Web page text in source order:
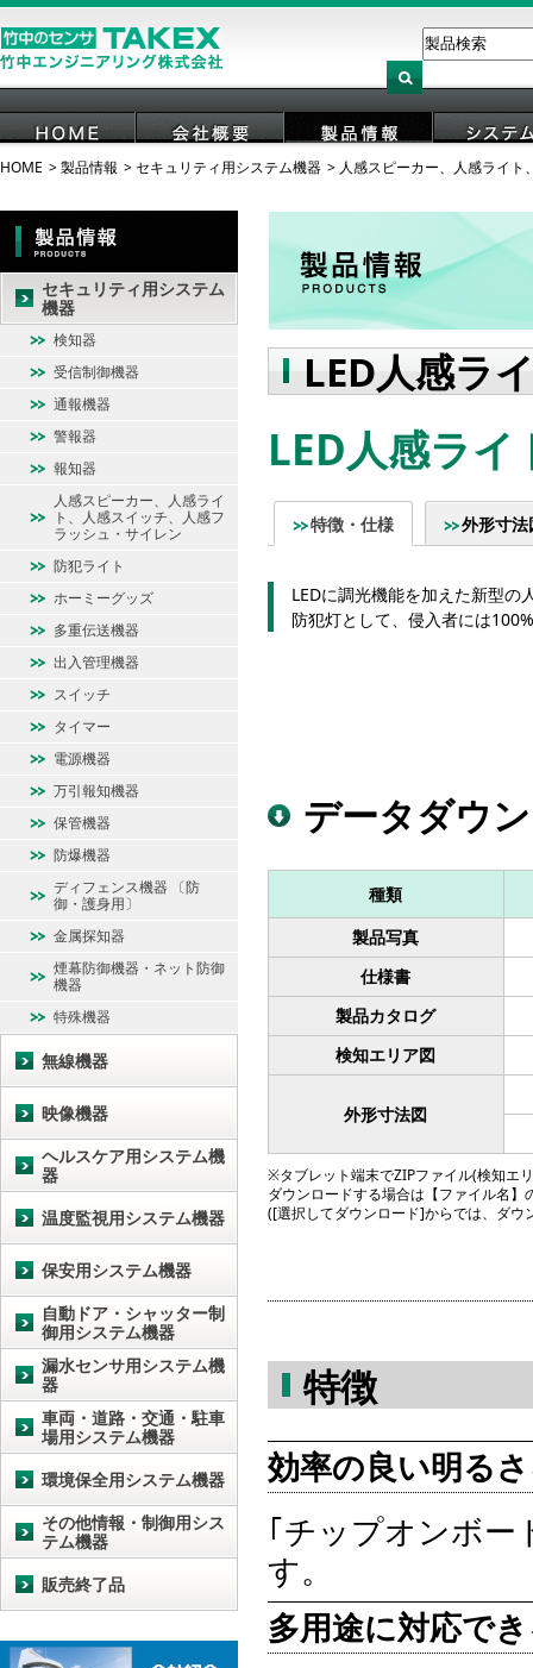
HOME 会社概要 製品情報 システ
HOME 製品情報 セキュリティ用システム機器 人感スピーカー、人感ライ
LED人感ラ
LED人感ラ
特徴・仕様 外形寸法
LEDに調光機能を加えた新型の
防犯灯として、侵入者には
データダウ
種類
製品写真
仕様書
製品カタログ
検知エリア図
外形寸法図
※タブレット端末でZIPファイル(検知エ
ダウンロードする場合は【ファイル名
([選択してダウンロード]からでは、ダ
特徴
効率の良い明る
｢チップオンボー
す。
多用途に対応で
セキュリティ用システム
機器
検知器
受信制御機器
通報機器
警報器
報知器
人感スピーカー、人感ライ
ト、人感スイッチ、人感フ
ラッシュ・サイレン
防犯ライト
ホーミーグッズ
多重伝送機器
出入管理機器
スイッチ
タイマー
電源機器
万引報知機器
保管機器
防爆機器
ディフェンス機器 〔防
御・護身用〕
金属探知器
煙幕防御機器・ネット防御
機器
特殊機器
無線機器
映像機器
ヘルスケア用システム機
器
温度監視用システム機器
保安用システム機器
自動ドア・シャッター制
御用システム機器
漏水センサ用システム機
器
車両・道路・交通・駐車
場用システム機器
環境保全用システム機器
その他情報・制御用シス
テム機器
販売終了品